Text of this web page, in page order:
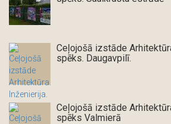
Ceļojošā izstāde
spēks. Daugavpilī.
Ceļojošā izstāde
spēks Valmierā